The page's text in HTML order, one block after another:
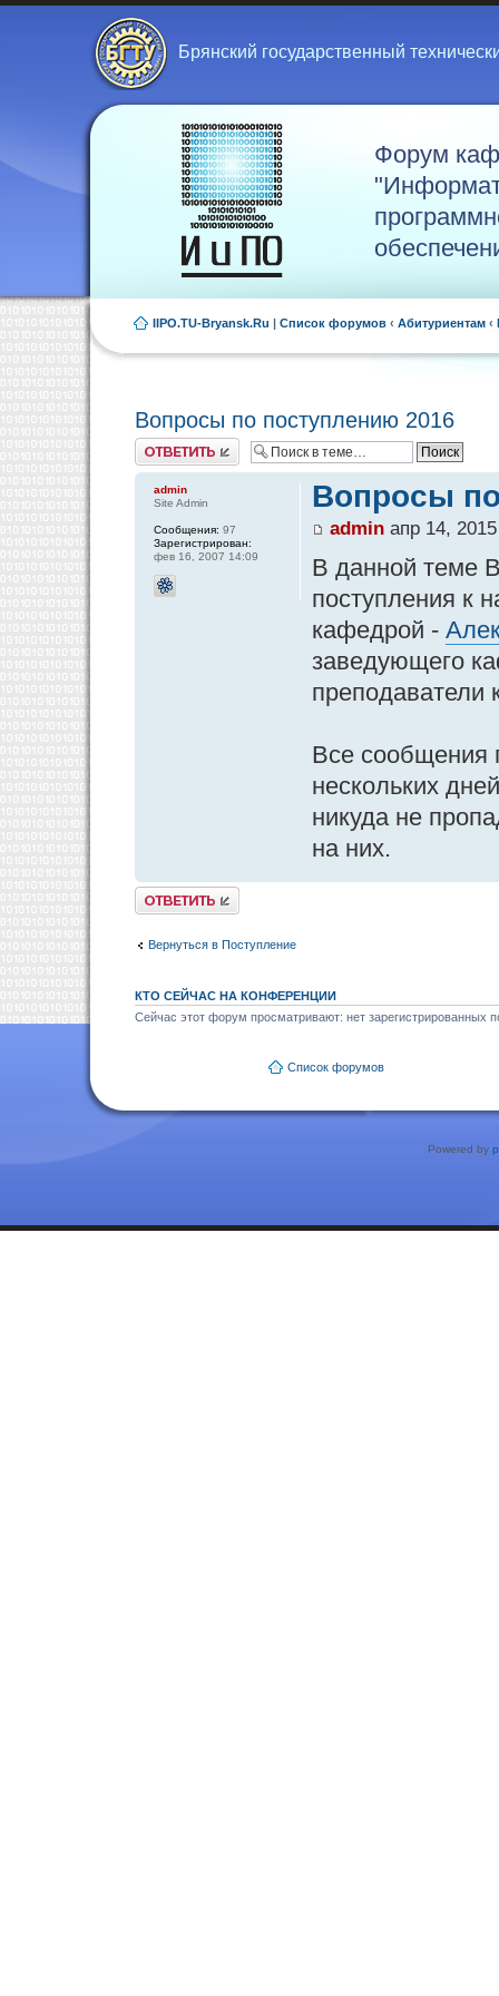
Брянский государственный
Форум
IIPO.TU-Bryansk.Ru | Список форумов ‹ Абитуриентам ‹
Вопросы по поступлению 2016
Ответить
Вопросы
admin апр 14,
В данной теме
поступления к
кафедрой -
заведующего
преподаватели
Все сообщения
нескольких
никуда не
на них.
admin
Site Admin
Сообщения: 97
Зарегистрирован:
фев 16, 2007 14:09
Ответить
Вернуться в Поступление
КТО СЕЙЧАС НА КОНФЕРЕНЦИИ
Сейчас этот форум просматривают: нет зарегистрированных
Список форумов
Powered by